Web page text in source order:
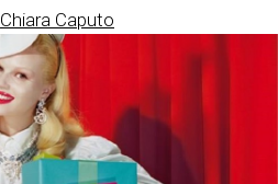
Chiara Caputo